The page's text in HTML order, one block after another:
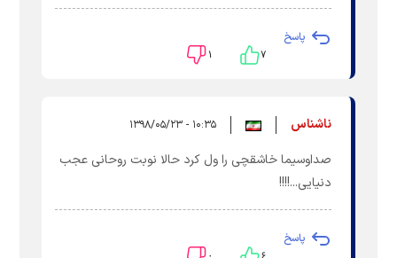
پاسخ
۷ ۱
ناشناس ۱۰:۳۵ - ۱۳۹۸/۰۵/۲۳
صداوسیما خاشقچی را ول کرد حالا نوبت روحانی عجب
دنیایی...!!!!
پاسخ
۶ ۰